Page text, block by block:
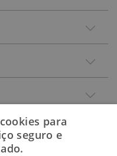
para
seguro e